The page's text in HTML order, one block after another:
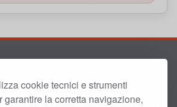
cookie tecnici e strumenti
la corretta navigazione,
Grandi Strumenti